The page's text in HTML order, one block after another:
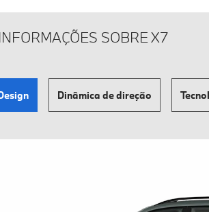
INFORMAÇÕES SOBRE X7
Dinâmica de direção